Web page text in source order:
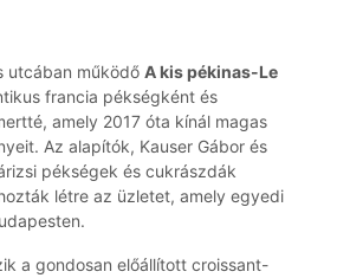
utcában működő A kis pékinas-Le
francia pékségként és
amely 2017 óta kínál magas
Az alapítók, Kauser Gábor és
pékségek és cukrászdák
létre az üzletet, amely egyedi
a gondosan előállított croissant-